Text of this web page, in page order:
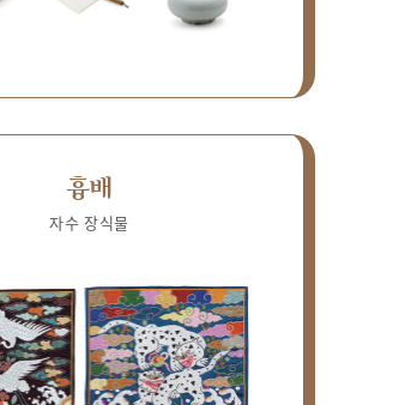
흉배
자수 장식물